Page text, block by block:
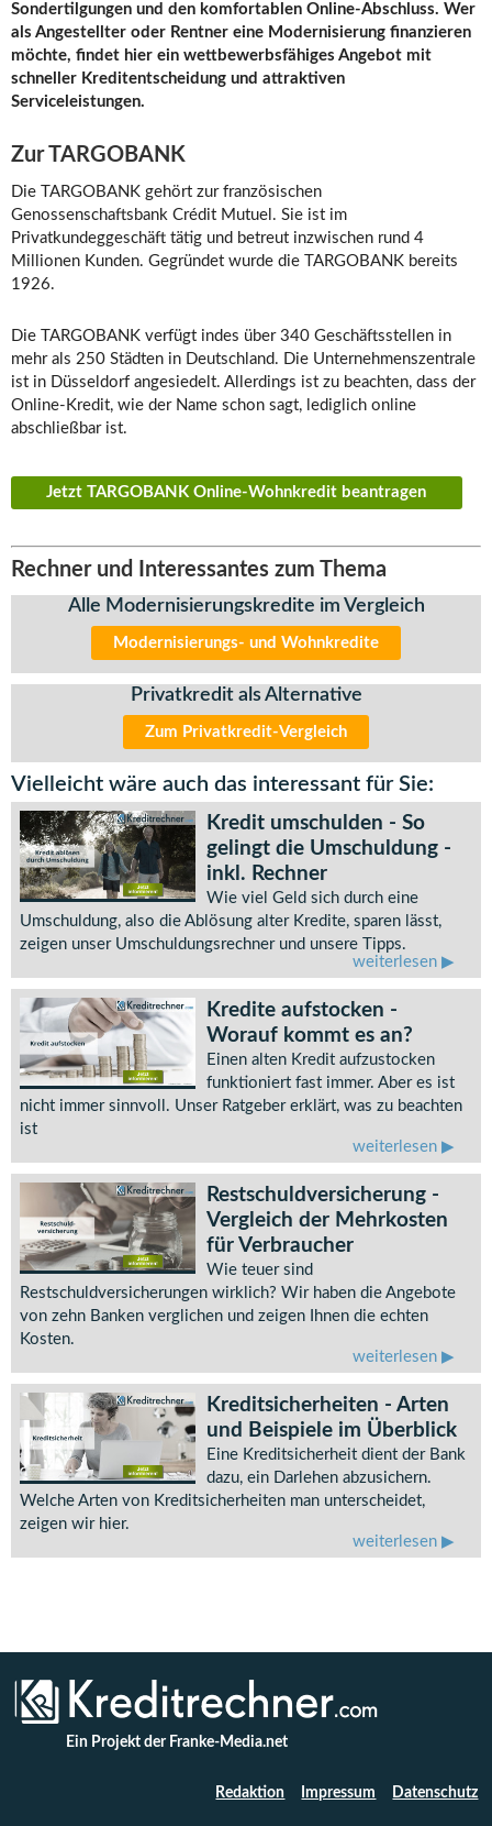
Sondertilgungen und den komfortablen Online-Abschluss. Wer
als Angestellter oder Rentner eine Modernisierung finanzieren
möchte, findet hier ein wettbewerbsfähiges Angebot mit
schneller Kreditentscheidung und attraktiven
Serviceleistungen.
Zur TARGOBANK
Die TARGOBANK gehört zur französischen
Genossenschaftsbank Crédit Mutuel. Sie ist im
Privatkundeggeschäft tätig und betreut inzwischen rund 4
Millionen Kunden. Gegründet wurde die TARGOBANK bereits
1926.
Die TARGOBANK verfügt indes über 340 Geschäftsstellen in
mehr als 250 Städten in Deutschland. Die Unternehmenszentrale
ist in Düsseldorf angesiedelt. Allerdings ist zu beachten, dass der
Online-Kredit, wie der Name schon sagt, lediglich online
abschließbar ist.
Jetzt TARGOBANK Online-Wohnkredit beantragen
Rechner und Interessantes zum Thema
Alle Modernisierungskredite im Vergleich
Modernisierungs- und Wohnkredite
Privatkredit als Alternative
Zum Privatkredit-Vergleich
Vielleicht wäre auch das interessant für Sie:
Kredit umschulden - So
gelingt die Umschuldung -
inkl. Rechner
Wie viel Geld sich durch eine
Umschuldung, also die Ablösung alter Kredite, sparen lässt,
zeigen unser Umschuldungsrechner und unsere Tipps.
weiterlesen
Kredite aufstocken -
Worauf kommt es an?
Einen alten Kredit aufzustocken
funktioniert fast immer. Aber es ist
nicht immer sinnvoll. Unser Ratgeber erklärt, was zu beachten
ist
weiterlesen
Restschuldversicherung -
Vergleich der Mehrkosten
für Verbraucher
Wie teuer sind
Restschuldversicherungen wirklich? Wir haben die Angebote
von zehn Banken verglichen und zeigen Ihnen die echten
Kosten.
weiterlesen
Kreditsicherheiten - Arten
und Beispiele im Überblick
Eine Kreditsicherheit dient der Bank
dazu, ein Darlehen abzusichern.
Welche Arten von Kreditsicherheiten man unterscheidet,
zeigen wir hier.
weiterlesen
Ein Projekt der Franke-Media.net
Redaktion Impressum Datenschutz